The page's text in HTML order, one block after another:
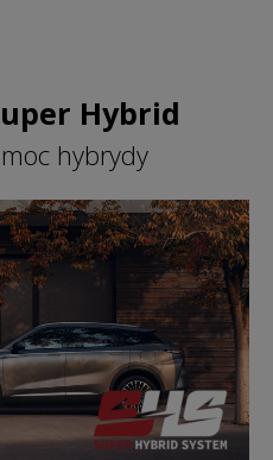
Hybrid
hybrydy